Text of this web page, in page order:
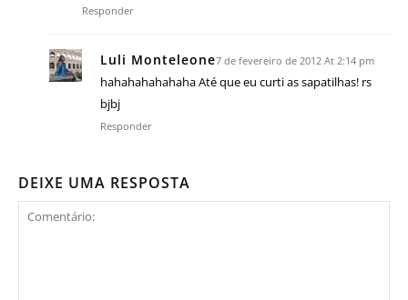
Responder
Luli Monteleone7 de fevereiro de 2012 At 2:14 pm
hahahahahahaha Até que eu curti as sapatilhas! rs
bjbj
Responder
DEIXE UMA RESPOSTA